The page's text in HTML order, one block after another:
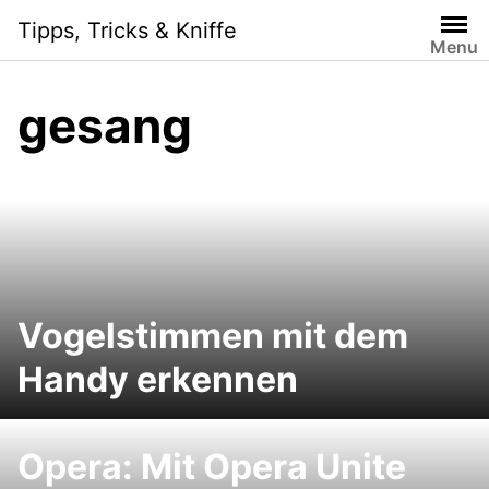
content
Tipps, Tricks & Kniffe
Menu
gesang
Vogelstimmen mit dem
Handy erkennen
Opera: Mit Opera Unite